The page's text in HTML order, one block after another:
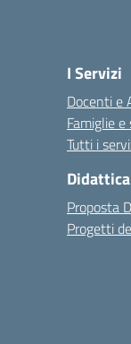
I Servizi
Docenti e
Famiglie
Tutti i
Didattica
Proposta
Progetti